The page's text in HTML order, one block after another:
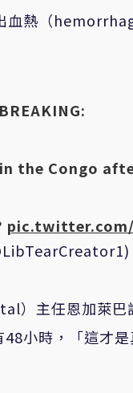
血熱（
the Congo
）主任恩加萊
小時，「這才是